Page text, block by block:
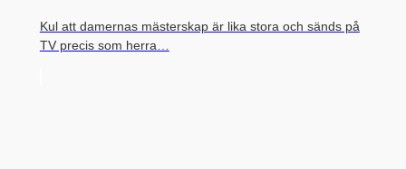
Kul att damernas mästerskap är lika stora och sänds på
TV precis som herra…